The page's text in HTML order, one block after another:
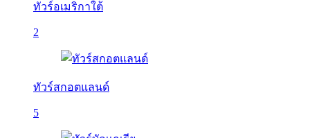
ทัวร์อเมริกาใต้
2
ทัวร์สกอตแลนด์
5